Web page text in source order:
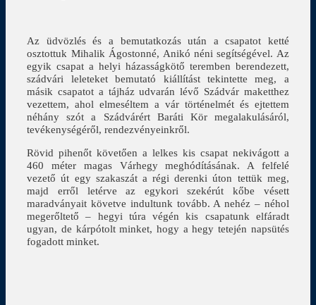
Az üdvözlés és a bemutatkozás után a csapatot ketté
osztottuk Mihalik Ágostonné, Anikó néni segítségével. Az
egyik csapat a helyi házasságkötő teremben berendezett,
szádvári leleteket bemutató kiállítást tekintette meg, a
másik csapatot a tájház udvarán lévő Szádvár maketthez
vezettem, ahol elmeséltem a vár történelmét és ejtettem
néhány szót a Szádvárért Baráti Kör megalakulásáról,
tevékenységéről, rendezvényeinkről.
Rövid pihenőt követően a lelkes kis csapat nekivágott a
460 méter magas Várhegy meghódításának. A felfelé
vezető út egy szakaszát a régi derenki úton tettük meg,
majd erről letérve az egykori szekérút kőbe vésett
maradványait követve indultunk tovább. A nehéz – néhol
megerőltető – hegyi túra végén kis csapatunk elfáradt
ugyan, de kárpótolt minket, hogy a hegy tetején napsütés
fogadott minket.